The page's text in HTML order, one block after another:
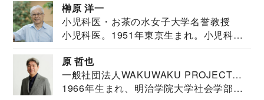
榊原 洋一
小児科医・お茶の水女子大学名誉教授
小児科医。1951年東京生まれ。小児科
原 哲也
一般社団法人WAKUWAKU PROJECT
JAPAN代表・言語聴覚士・社会福祉士
1966年生まれ、明治学院大学社会学部福